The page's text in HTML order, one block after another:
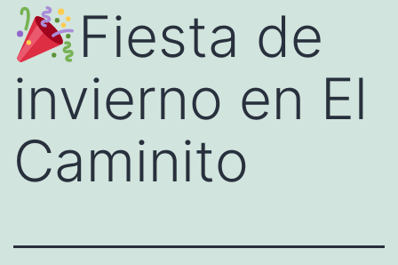
Fiesta de
invierno en El
Caminito